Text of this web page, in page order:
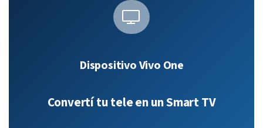
Dispositivo Vivo One
Convertí tu tele en un Smart TV